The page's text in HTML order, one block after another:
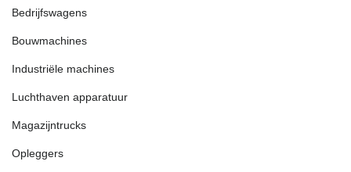
Bedrijfswagens
Bouwmachines
Industriële machines
Luchthaven apparatuur
Magazijntrucks
Opleggers